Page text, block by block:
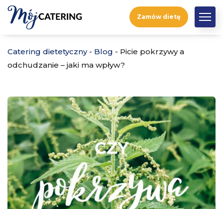
Zamów dietę
Catering dietetyczny- Blog - Picie pokrzywy a
odchudzanie – jaki ma wpływ?